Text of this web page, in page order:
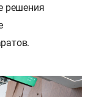
решения